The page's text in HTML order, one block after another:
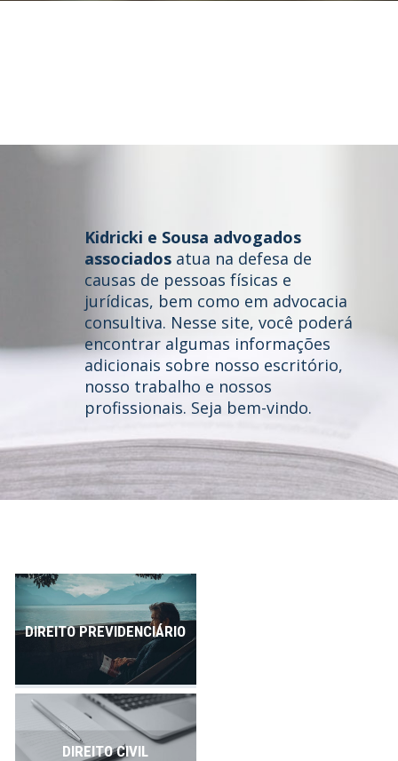
Home
Quem somos
Áreas de Atuação
Profissionais
Contato
Kidricki e Sousa advogados
associadosatua na defesa de
causas de pessoas físicas e
jurídicas, bem como em advocacia
consultiva. Nesse site, você poderá
encontrar algumas informações
adicionais sobre nosso escritório,
nosso trabalho e nossos
profissionais. Seja bem-vindo.
DIREITO PREVIDENCIÁRIO
DIREITO CIVIL